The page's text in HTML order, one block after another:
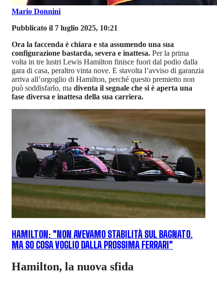
Mario Donnini
Pubblicato il 7 luglio 2025, 10:21
Ora la faccenda è chiara e sta assumendo una sua
configurazione bastarda, severa e inattesa. Per la prima
volta in tre lustri Lewis Hamilton finisce fuori dal podio dalla
gara di casa, peraltro vinta nove. E stavolta l’avviso di garanzia
arriva all’orgoglio di Hamilton, perché questo premietto non
può soddisfarlo, ma diventa il segnale che si è aperta una
fase diversa e inattesa della sua carriera.
HAMILTON: "NON AVEVAMO STABILITÀ SUL BAGNATO.
MA SO COSA VOGLIO DALLA PROSSIMA FERRARI"
Hamilton, la nuova sfida